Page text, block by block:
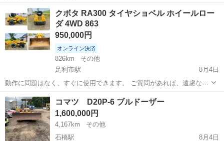
CLARION 23feet Motorhome メーカー：CLARION Motors Corp. 製造
工場：COACHMEN I...
佐野市 その他
クボタ RA300 タイヤショベル ホイールロー
ダ 4WD 863
950,000円
オンライン決済
826km
その他
足利市駅
8月4日
動作に問題はなく、すぐに使用できます。 ご質問があれば、遠慮なく
お尋ねください。 〒326-0141 栃木県足利市小俣町1809-1 ここから出
品されています。
栃木 足利市 その他
コマツ D20P-6 ブルドーザー
1,600,000円
4,167km
その他
石橋駅
8月4日